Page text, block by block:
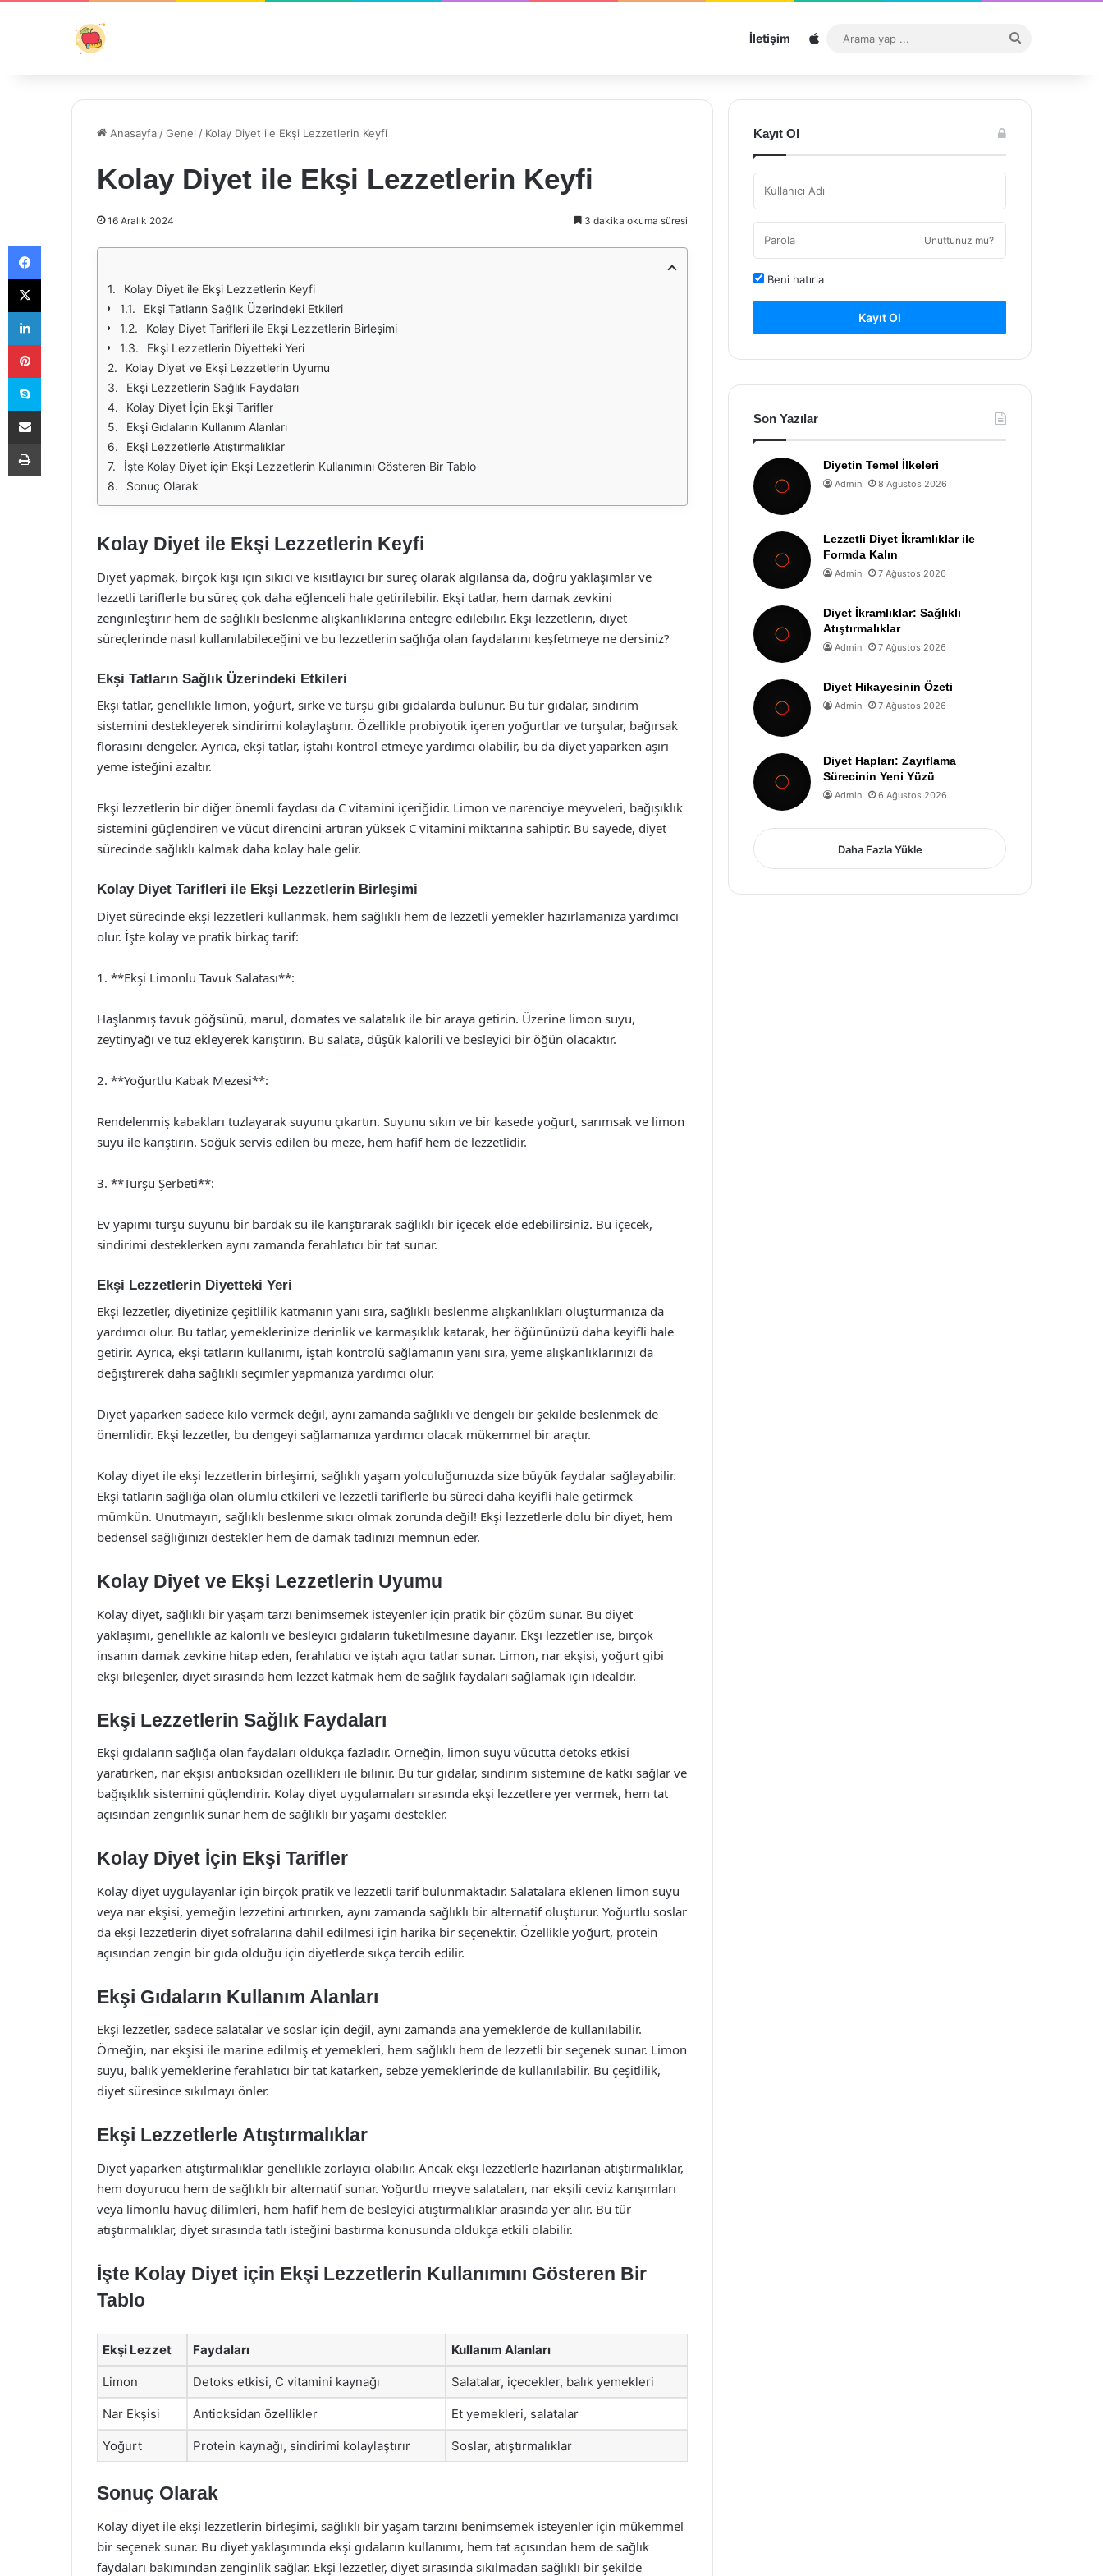
İletişim Sitemap
...
Anasayfa /Genel / Kolay Diyet ile Ekşi Lezzetlerin Keyfi
Kolay Diyet ile Ekşi Lezzetlerin Keyfi
16 Aralık 2024 3 dakika okuma süresi
Kolay Diyet ile Ekşi Lezzetlerin Keyfi
Ekşi Tatların Sağlık Üzerindeki Etkileri
Kolay Diyet Tarifleri ile Ekşi Lezzetlerin Birleşimi
Ekşi Lezzetlerin Diyetteki Yeri
Kolay Diyet ve Ekşi Lezzetlerin Uyumu
Ekşi Lezzetlerin Sağlık Faydaları
Kolay Diyet İçin Ekşi Tarifler
Ekşi Gıdaların Kullanım Alanları
Ekşi Lezzetlerle Atıştırmalıklar
İşte Kolay Diyet için Ekşi Lezzetlerin Kullanımını Gösteren Bir Tablo
Sonuç Olarak
Kolay Diyet ile Ekşi Lezzetlerin Keyfi
Diyet yapmak, birçok kişi için sıkıcı ve kısıtlayıcı bir süreç olarak algılansa da, doğru yaklaşımlar ve
lezzetli tariflerle bu süreç çok daha eğlenceli hale getirilebilir. Ekşi tatlar, hem damak zevkini
zenginleştirir hem de sağlıklı beslenme alışkanlıklarına entegre edilebilir. Ekşi lezzetlerin, diyet
süreçlerinde nasıl kullanılabileceğini ve bu lezzetlerin sağlığa olan faydalarını keşfetmeye ne dersiniz?
Ekşi Tatların Sağlık Üzerindeki Etkileri
Ekşi tatlar, genellikle limon, yoğurt, sirke ve turşu gibi gıdalarda bulunur. Bu tür gıdalar, sindirim
sistemini destekleyerek sindirimi kolaylaştırır. Özellikle probiyotik içeren yoğurtlar ve turşular, bağırsak
florasını dengeler. Ayrıca, ekşi tatlar, iştahı kontrol etmeye yardımcı olabilir, bu da diyet yaparken aşırı
yeme isteğini azaltır.
Ekşi lezzetlerin bir diğer önemli faydası da C vitamini içeriğidir. Limon ve narenciye meyveleri, bağışıklık
sistemini güçlendiren ve vücut direncini artıran yüksek C vitamini miktarına sahiptir. Bu sayede, diyet
sürecinde sağlıklı kalmak daha kolay hale gelir.
Kolay Diyet Tarifleri ile Ekşi Lezzetlerin Birleşimi
Diyet sürecinde ekşi lezzetleri kullanmak, hem sağlıklı hem de lezzetli yemekler hazırlamanıza yardımcı
olur. İşte kolay ve pratik birkaç tarif:
1. **Ekşi Limonlu Tavuk Salatası**:
Haşlanmış tavuk göğsünü, marul, domates ve salatalık ile bir araya getirin. Üzerine limon suyu,
zeytinyağı ve tuz ekleyerek karıştırın. Bu salata, düşük kalorili ve besleyici bir öğün olacaktır.
2. **Yoğurtlu Kabak Mezesi**:
Rendelenmiş kabakları tuzlayarak suyunu çıkartın. Suyunu sıkın ve bir kasede yoğurt, sarımsak ve limon
suyu ile karıştırın. Soğuk servis edilen bu meze, hem hafif hem de lezzetlidir.
3. **Turşu Şerbeti**:
Ev yapımı turşu suyunu bir bardak su ile karıştırarak sağlıklı bir içecek elde edebilirsiniz. Bu içecek,
sindirimi desteklerken aynı zamanda ferahlatıcı bir tat sunar.
Ekşi Lezzetlerin Diyetteki Yeri
Ekşi lezzetler, diyetinize çeşitlilik katmanın yanı sıra, sağlıklı beslenme alışkanlıkları oluşturmanıza da
yardımcı olur. Bu tatlar, yemeklerinize derinlik ve karmaşıklık katarak, her öğününüzü daha keyifli hale
getirir. Ayrıca, ekşi tatların kullanımı, iştah kontrolü sağlamanın yanı sıra, yeme alışkanlıklarınızı da
değiştirerek daha sağlıklı seçimler yapmanıza yardımcı olur.
Diyet yaparken sadece kilo vermek değil, aynı zamanda sağlıklı ve dengeli bir şekilde beslenmek de
önemlidir. Ekşi lezzetler, bu dengeyi sağlamanıza yardımcı olacak mükemmel bir araçtır.
Kolay diyet ile ekşi lezzetlerin birleşimi, sağlıklı yaşam yolculuğunuzda size büyük faydalar sağlayabilir.
Ekşi tatların sağlığa olan olumlu etkileri ve lezzetli tariflerle bu süreci daha keyifli hale getirmek
mümkün. Unutmayın, sağlıklı beslenme sıkıcı olmak zorunda değil! Ekşi lezzetlerle dolu bir diyet, hem
bedensel sağlığınızı destekler hem de damak tadınızı memnun eder.
Kolay Diyet ve Ekşi Lezzetlerin Uyumu
Kolay diyet, sağlıklı bir yaşam tarzı benimsemek isteyenler için pratik bir çözüm sunar. Bu diyet
yaklaşımı, genellikle az kalorili ve besleyici gıdaların tüketilmesine dayanır. Ekşi lezzetler ise, birçok
insanın damak zevkine hitap eden, ferahlatıcı ve iştah açıcı tatlar sunar. Limon, nar ekşisi, yoğurt gibi
ekşi bileşenler, diyet sırasında hem lezzet katmak hem de sağlık faydaları sağlamak için idealdir.
Ekşi Lezzetlerin Sağlık Faydaları
Ekşi gıdaların sağlığa olan faydaları oldukça fazladır. Örneğin, limon suyu vücutta detoks etkisi
yaratırken, nar ekşisi antioksidan özellikleri ile bilinir. Bu tür gıdalar, sindirim sistemine de katkı sağlar ve
bağışıklık sistemini güçlendirir. Kolay diyet uygulamaları sırasında ekşi lezzetlere yer vermek, hem tat
açısından zenginlik sunar hem de sağlıklı bir yaşamı destekler.
Kolay Diyet İçin Ekşi Tarifler
Kolay diyet uygulayanlar için birçok pratik ve lezzetli tarif bulunmaktadır. Salatalara eklenen limon suyu
veya nar ekşisi, yemeğin lezzetini artırırken, aynı zamanda sağlıklı bir alternatif oluşturur. Yoğurtlu soslar
da ekşi lezzetlerin diyet sofralarına dahil edilmesi için harika bir seçenektir. Özellikle yoğurt, protein
açısından zengin bir gıda olduğu için diyetlerde sıkça tercih edilir.
Ekşi Gıdaların Kullanım Alanları
Ekşi lezzetler, sadece salatalar ve soslar için değil, aynı zamanda ana yemeklerde de kullanılabilir.
Örneğin, nar ekşisi ile marine edilmiş et yemekleri, hem sağlıklı hem de lezzetli bir seçenek sunar. Limon
suyu, balık yemeklerine ferahlatıcı bir tat katarken, sebze yemeklerinde de kullanılabilir. Bu çeşitlilik,
diyet süresince sıkılmayı önler.
Ekşi Lezzetlerle Atıştırmalıklar
Diyet yaparken atıştırmalıklar genellikle zorlayıcı olabilir. Ancak ekşi lezzetlerle hazırlanan atıştırmalıklar,
hem doyurucu hem de sağlıklı bir alternatif sunar. Yoğurtlu meyve salataları, nar ekşili ceviz karışımları
veya limonlu havuç dilimleri, hem hafif hem de besleyici atıştırmalıklar arasında yer alır. Bu tür
atıştırmalıklar, diyet sırasında tatlı isteğini bastırma konusunda oldukça etkili olabilir.
İşte Kolay Diyet için Ekşi Lezzetlerin Kullanımını Gösteren Bir
Tablo
Ekşi Lezzet Faydaları Kullanım Alanları
Limon Detoks etkisi, C vitamini kaynağı Salatalar, içecekler, balık yemekleri
Nar Ekşisi Antioksidan özellikler Et yemekleri, salatalar
Yoğurt Protein kaynağı, sindirimi kolaylaştırır Soslar, atıştırmalıklar
Sonuç Olarak
Kolay diyet ile ekşi lezzetlerin birleşimi, sağlıklı bir yaşam tarzını benimsemek isteyenler için mükemmel
bir seçenek sunar. Bu diyet yaklaşımında ekşi gıdaların kullanımı, hem tat açısından hem de sağlık
faydaları bakımından zenginlik sağlar. Ekşi lezzetler, diyet sırasında sıkılmadan sağlıklı bir şekilde
Kayıt Ol
Unuttunuz mu?
Beni hatırla
Kayıt Ol
Son Yazılar
Diyetin Temel İlkeleri
Admin 8 Ağustos 2026
Lezzetli Diyet İkramlıklar ile
Formda Kalın
Admin 7 Ağustos 2026
Diyet İkramlıklar: Sağlıklı
Atıştırmalıklar
Admin 7 Ağustos 2026
Diyet Hikayesinin Özeti
Admin 7 Ağustos 2026
Diyet Hapları: Zayıflama
Sürecinin Yeni Yüzü
Admin 6 Ağustos 2026
Daha Fazla Yükle
Facebook
X
LinkedIn
Pinterest
Skype
E-Posta ile paylaş